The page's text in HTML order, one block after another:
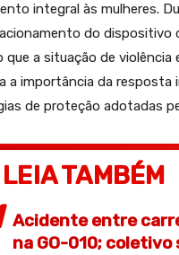
integral às mulheres.
do dispositivo
que a situação de violência
a importância da resposta
de proteção adotadas
LEIA TAMBÉM
Acidente entre
na GO-010;